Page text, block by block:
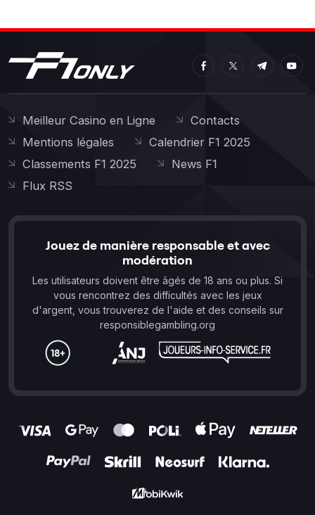
Meilleur Casino en Ligne
Contacts
Mentions légales
Calendrier F1 2025
Classements F1 2025
News F1
Flux RSS
Jouez de manière responsable et avec
modération
Les utilisateurs doivent être âgés de 18 ans ou plus. Si
vous rencontrez des difficultés avec les jeux
d'argent, vous trouverez de l'aide et des conseils sur
responsiblegambling.org